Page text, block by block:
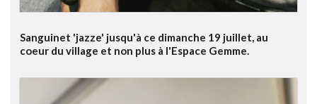
Sanguinet 'jazze' jusqu'à ce dimanche 19 juillet, au
coeur du village et non plus à l'Espace Gemme.